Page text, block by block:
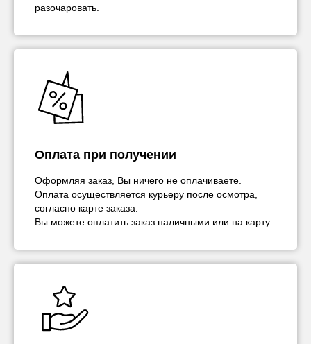
разочаровать.
Оплата при получении
Оформляя заказ, Вы ничего не оплачиваете.
Оплата осуществляется курьеру после осмотра,
согласно карте заказа.
Вы можете оплатить заказ наличными или на карту.